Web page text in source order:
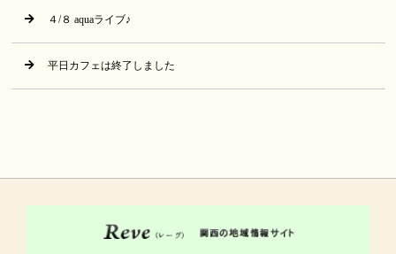
４/８ aquaライブ♪
平日カフェは終了しました